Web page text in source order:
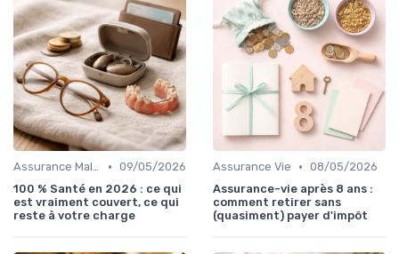
Assurance Maladie • 09/05/2026
100 % Santé en 2026 : ce qui
est vraiment couvert, ce qui
reste à votre charge
Assurance Vie • 08/05/2026
Assurance-vie après 8 ans :
comment retirer sans
(quasiment) payer d'impôt